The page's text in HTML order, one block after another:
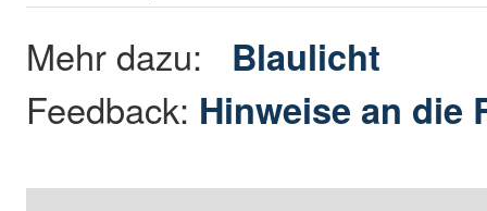
Mehr dazu: Blaulicht
Feedback: Hinweise an die